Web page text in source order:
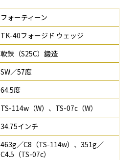
フォーティーン
TK-40フォージド ウェッジ
軟鉄（S25C）鍛造
SW／57度
64.5度
TS-114w（W）、TS-07c（W）
34.75インチ
463g／C8（TS-114w）、351g／
C4.5（TS-07c）